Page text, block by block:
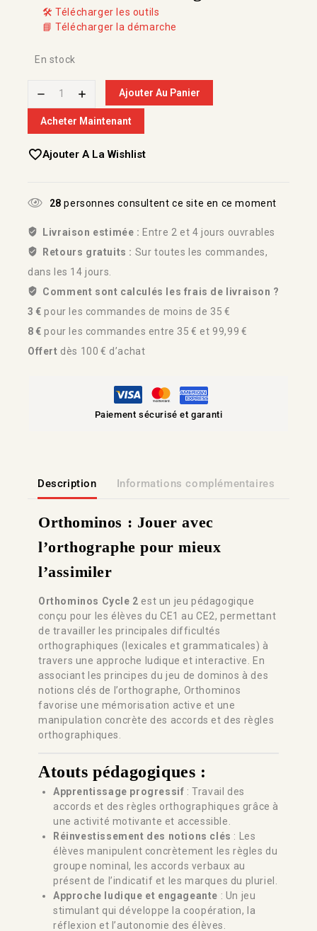
🛠️ Télécharger les outils
📘 Télécharger la démarche
En stock
Ajouter Au Panier
Acheter Maintenant
Ajouter A La Wishlist
28 personnes consultent ce site en ce moment
Livraison estimée : Entre 2 et 4 jours ouvrables
Retours gratuits : Sur toutes les commandes,
dans les 14 jours.
Comment sont calculés les frais de livraison ?
3 € pour les commandes de moins de 35 €
8 € pour les commandes entre 35 € et 99,99 €
Offert dès 100 € d’achat
Paiement sécurisé et garanti
Description Informations complémentaires
Orthominos : Jouer avec
l’orthographe pour mieux
l’assimiler
Orthominos Cycle 2 est un jeu pédagogique
conçu pour les élèves du CE1 au CE2, permettant
de travailler les principales difficultés
orthographiques (lexicales et grammaticales) à
travers une approche ludique et interactive. En
associant les principes du jeu de dominos à des
notions clés de l’orthographe, Orthominos
favorise une mémorisation active et une
manipulation concrète des accords et des règles
orthographiques.
Atouts pédagogiques :
Apprentissage progressif : Travail des
accords et des règles orthographiques grâce à
une activité motivante et accessible.
Réinvestissement des notions clés : Les
élèves manipulent concrètement les règles du
groupe nominal, les accords verbaux au
présent de l’indicatif et les marques du pluriel.
Approche ludique et engageante : Un jeu
stimulant qui développe la coopération, la
réflexion et l’autonomie des élèves.